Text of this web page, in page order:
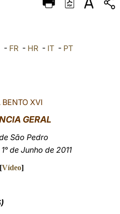
- FR- HR- IT- PT
BENTO XVI
GERAL
São Pedro
de Junho de 2011
[Vídeo]